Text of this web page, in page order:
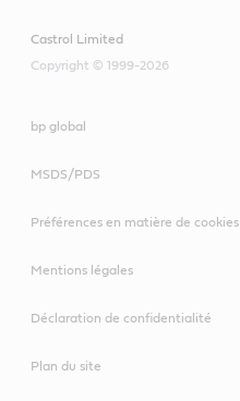
Castrol Limited
Copyright © 1999-2026
bp global
MSDS/PDS
Préférences en matière de cookies
Mentions légales
Déclaration de confidentialité
Plan du site